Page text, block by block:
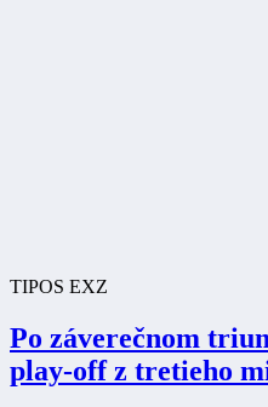
TIPOS EXZ
Po záverečnom
play-off z tretieho